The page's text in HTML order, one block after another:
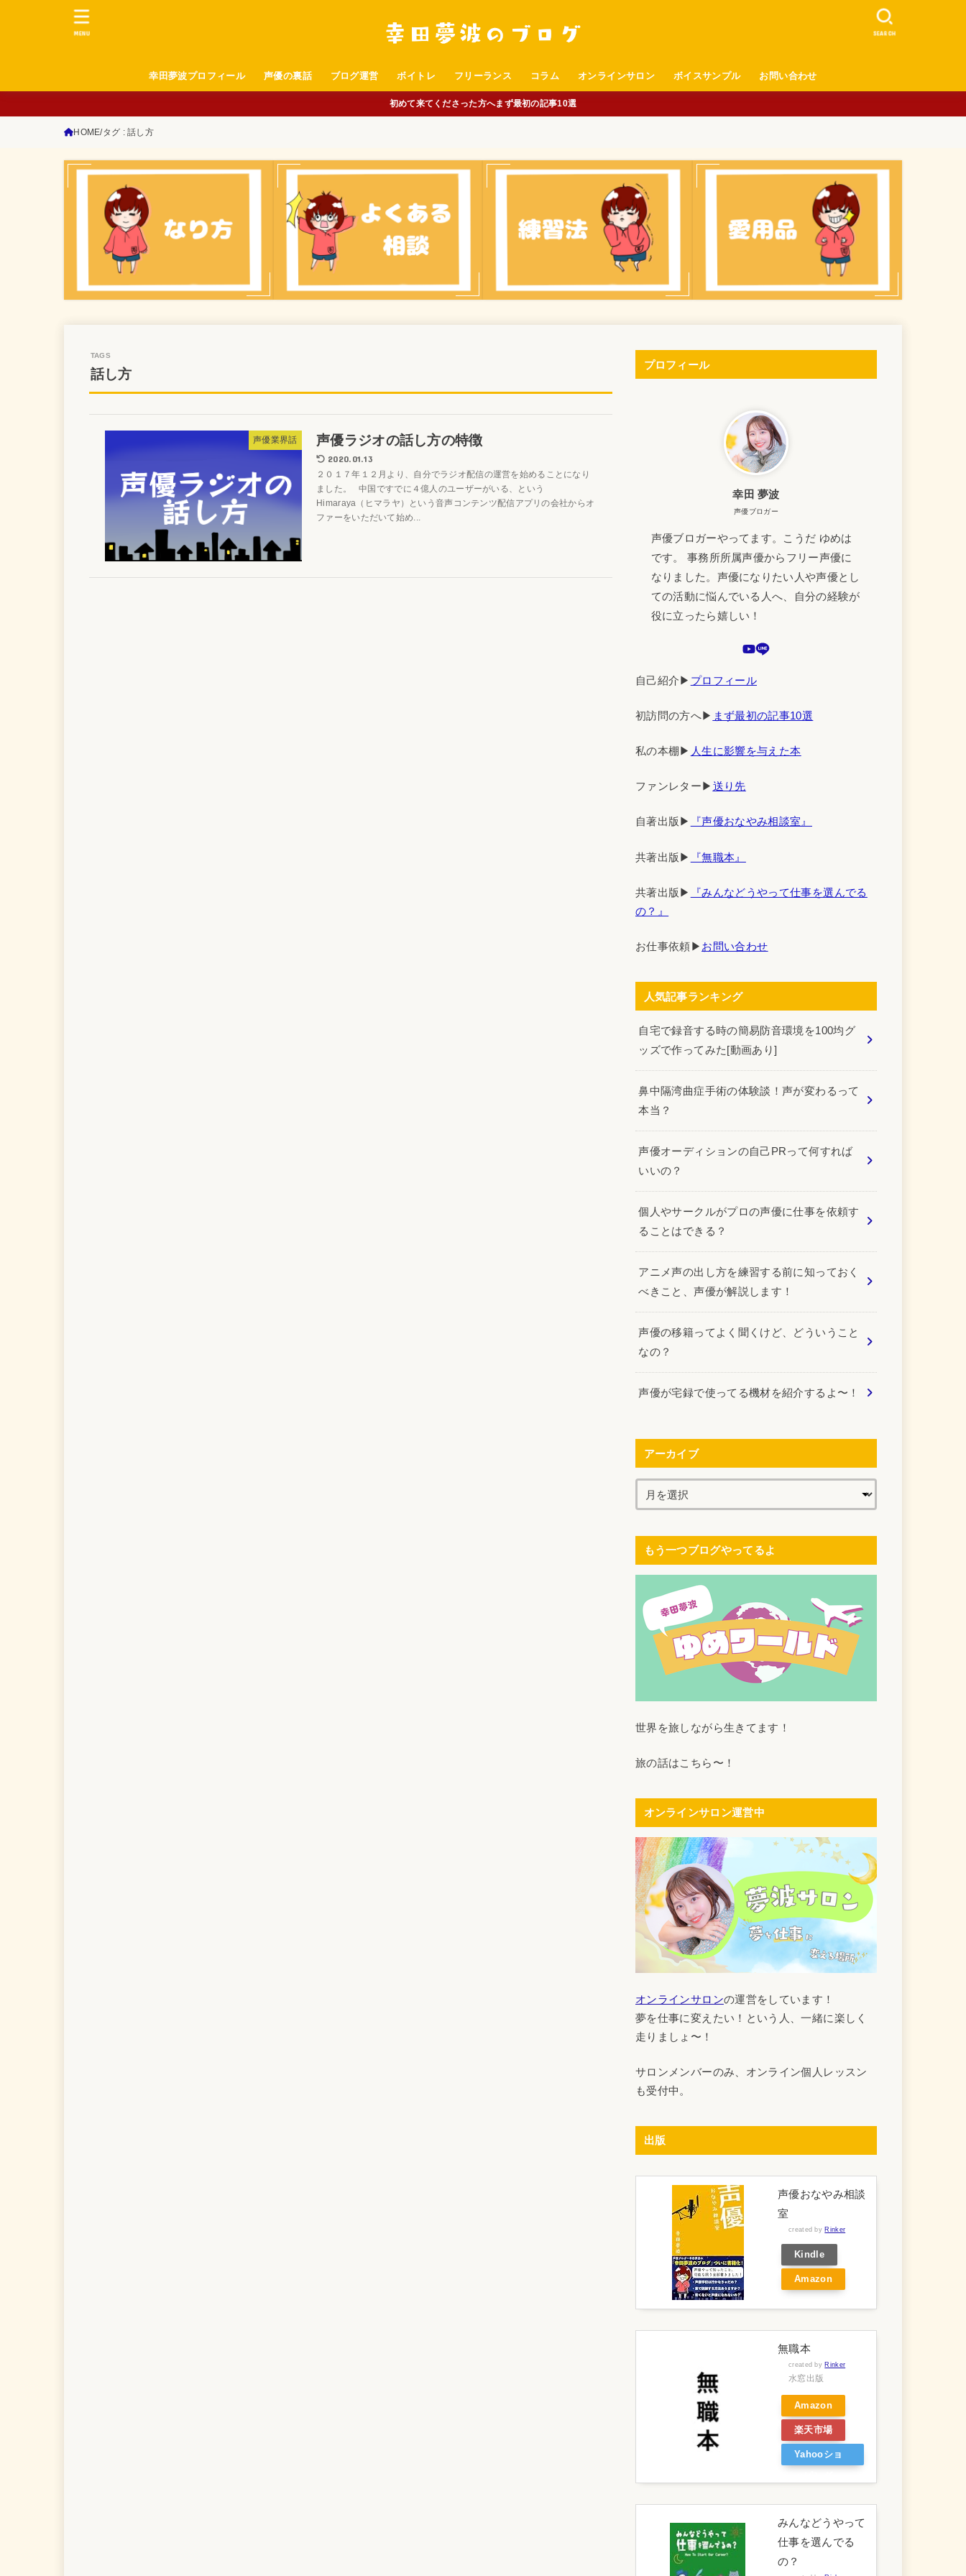
幸田夢波プロフィール 声優の裏話 ブログ運営 ボイトレ フリーランス コラム オンラインサロン ボイスサンプル お問い合わせ
SEARCH
MENU
初めて来てくださった方へまず最初の記事10選
HOME タグ : 話し方
話し方
声優業界話 声優ラジオの話し方の特徴
2020.01.13
２０１７年１２月より、自分でラジオ配信の運営を始めることになり
ました。 中国ですでに４億人のユーザーがいる、という
Himaraya（ヒマラヤ）という音声コンテンツ配信アプリの会社からオ
ファーをいただいて始め...
プロフィール
幸田 夢波
声優ブロガー
声優ブロガーやってます。こうだ ゆめは
です。 事務所所属声優からフリー声優に
なりました。声優になりたい人や声優とし
ての活動に悩んでいる人へ、自分の経験が
役に立ったら嬉しい！
自己紹介▶︎ プロフィール
初訪問の方へ▶︎ まず最初の記事10選
私の本棚▶︎ 人生に影響を与えた本
ファンレター▶︎ 送り先
自著出版▶︎ 『声優おなやみ相談室』
共著出版▶︎ 『無職本』
共著出版▶︎
『みんなどうやって仕事を選んでる
の？』
お仕事依頼▶︎ お問い合わせ
人気記事ランキング
自宅で録音する時の簡易防音環境を100均グ
ッズで作ってみた[動画あり]
鼻中隔湾曲症手術の体験談！声が変わるって
本当？
声優オーディションの自己PRって何すれば
いいの？
個人やサークルがプロの声優に仕事を依頼す
ることはできる？
アニメ声の出し方を練習する前に知っておく
べきこと、声優が解説します！
声優の移籍ってよく聞くけど、どういうこと
なの？
声優が宅録で使ってる機材を紹介するよ〜！
アーカイブ
もう一つブログやってるよ
世界を旅しながら生きてます！
旅の話はこちら〜！
オンラインサロン運営中
オンラインサロンの運営をしています！
夢を仕事に変えたい！という人、一緒に楽しく
走りましょ〜！
サロンメンバーのみ、オンライン個人レッスン
も受付中。
出版
声優おなやみ相談
室
created by Rinker
Kindle
Amazon
無職本
created by Rinker
水窓出版
Amazon
楽天市場
Yahooショ
みんなどうやって
仕事を選んでる
の？